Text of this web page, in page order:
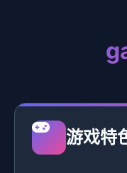
游戏特